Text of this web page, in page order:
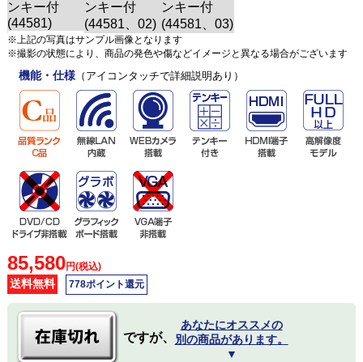
※上記の写真はサンプル画像となります
※撮影の状態により、商品の発色や傷などイメージと異なる場合がございます
機能・仕様（アイコンタッチで詳細説明あり）
85,580円(税込)
送料無料 778ポイント還元
ですが、
あなたにオススメの
別の商品があります。
▼